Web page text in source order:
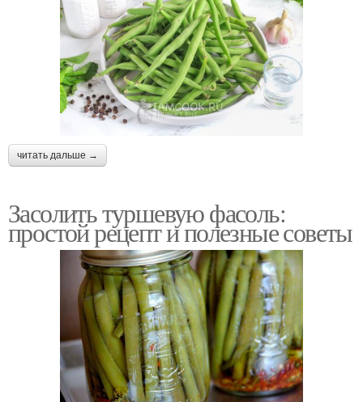
читать дальше →
Засолить туршевую фасоль:
простой рецепт и полезные советы